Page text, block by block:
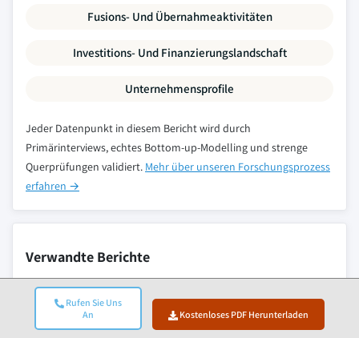
Rufen Sie Uns
An
Kostenloses PDF Herunterladen
Fusions- Und Übernahmeaktivitäten
Investitions- Und Finanzierungslandschaft
Unternehmensprofile
Jeder Datenpunkt in diesem Bericht wird durch
Primärinterviews, echtes Bottom-up-Modelling und strenge
Querprüfungen validiert. Mehr über unseren Forschungsprozess
erfahren →
Verwandte Berichte
Markt für pharmazeutische Kunststoffflaschen